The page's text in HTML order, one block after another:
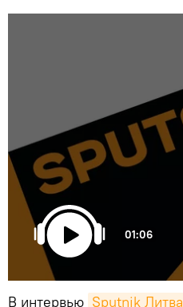
01:06
В интервью Sputnik Литва